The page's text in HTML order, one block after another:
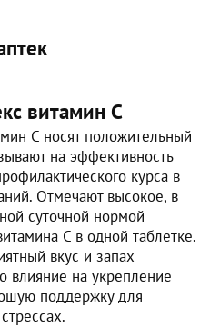
витамин C
C носят положительный
на эффективность
курса в
Отмечают высокое, в
суточной нормой
C в одной таблетке.
вкус и запах
влияние на укрепление
поддержку для